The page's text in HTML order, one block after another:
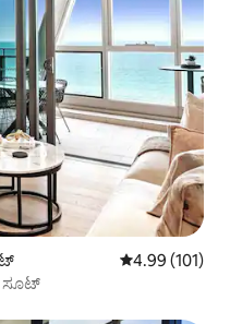
5 ರಲ್ಲಿ 4.99
4.99 (101)
ಸೂಟ್